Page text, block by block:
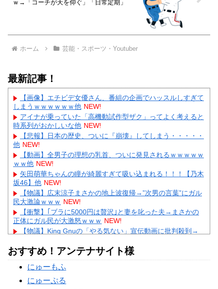
ｗ→「コーチが天を仰ぐ」「日常定期」
ホーム 芸能・スポーツ・Youtuber
最新記事！
【画像】エチビデ女優さん、番組の企画でハッスルしすぎて
しまうｗｗｗｗｗｗ他 NEW!
アイナが乗っていた「高機動試作型ザク」ってよく考えると
時系列がおかしいな他 NEW!
【悲報】日本の歴史、ついに『崩壊』してしまう・・・・・
他 NEW!
【動画】全男子の理想の乳首、ついに発見されるｗｗｗｗｗ
ｗｗ他 NEW!
矢田萌華ちゃんの瞳が綺麗すぎて吸い込まれる！！！【乃木
坂46】他 NEW!
【物議】広末涼子まさかの地上波復帰→”次男の言葉”にガル
民大激論ｗｗｗ NEW!
【衝撃】｢ブラに5000円は贅沢｣と妻を叱った夫→まさかの
正体にガル民が大激怒ｗｗｗ NEW!
【物議】King Gnuの「やる気ない」宣伝動画に批判殺到→
【続報】三山凌輝、花乃まりあと懲りずに密会継続→ガル民
「もう何回目だよ」総ツッコミｗｗｗ
【物議】板倉滉”年収7億円”報道にガル民騒然→トピ乱立に
「もういい」の声もｗｗｗ
おすすめ！アンテナサイト様
にゅーもふ
にゅーぷる